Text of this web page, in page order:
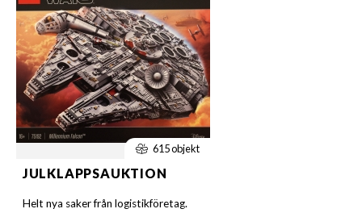
615 objekt
JULKLAPPSAUKTION
Helt nya saker från logistikföretag.